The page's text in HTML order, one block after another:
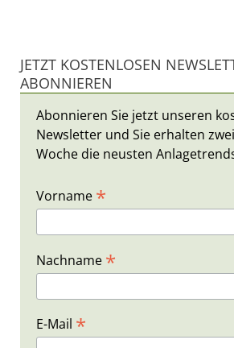
JETZT KOSTENLOSEN
ABONNIEREN
Abonnieren Sie jetzt unseren
Newsletter und Sie erhalten
Woche die neusten
Vorname *
Nachname *
E-Mail *